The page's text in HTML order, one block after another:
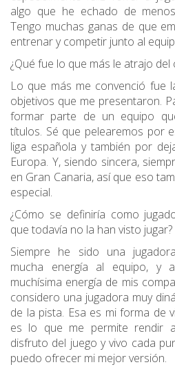
algo que he echado de
Tengo muchas ganas de que
entrenar y competir junto al
¿Qué fue lo que más le atrajo
Lo que más me convenció fue
objetivos que me presentaron.
formar parte de un equipo
títulos. Sé que pelearemos por
liga española y también por
Europa. Y, siendo sincera,
en Gran Canaria, así que eso
especial.
¿Cómo se definiría como
que todavía no la han visto jugar?
Siempre he sido una
mucha energía al equipo, y
muchísima energía de mis
considero una jugadora muy
de la pista. Esa es mi forma de
es lo que me permite rendir
disfruto del juego y vivo cada
puedo ofrecer mi mejor versión.